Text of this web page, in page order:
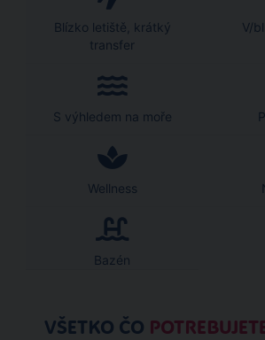
Blízko letiště, krátký
transfer
V/
S výhledem na moře
Wellness
Bazén
VŠETKO ČO